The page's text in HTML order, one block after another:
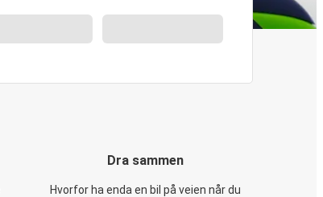
Dra sammen
Hvorfor ha enda en bil på veien når du